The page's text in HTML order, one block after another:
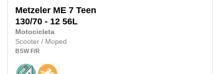
Metzeler ME 7 Teen
130/70 - 12 56L
Motocicleta
Scooter / Moped
BSW F/R